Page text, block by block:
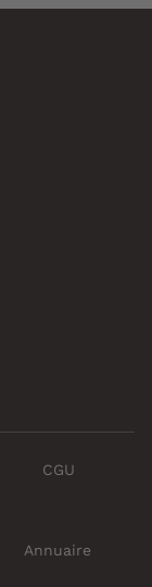
CGU
Annuaire